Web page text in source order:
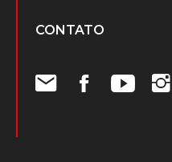
CONTATO